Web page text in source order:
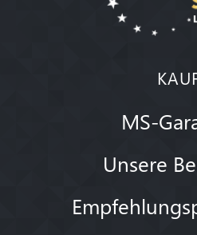
MS-
Unsere